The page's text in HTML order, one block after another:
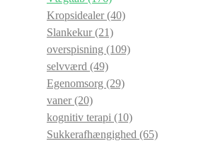
Kropsidealer(40)
Slankekur(21)
overspisning (109)
selvværd (49)
Egenomsorg (29)
vaner(20)
kognitiv terapi (10)
Sukkerafhængighed (65)